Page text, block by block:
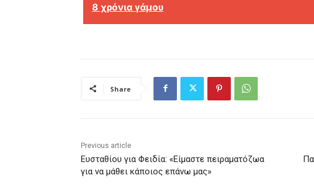
8 χρόνια γάμου
Share
Previous article
Ευσταθίου για Φειδία: «Είμαστε πειραματόζωα
για να μάθει κάποιος επάνω μας»